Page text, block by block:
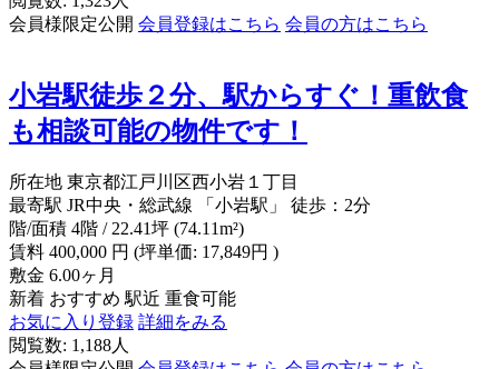
会員様限定公開 会員登録はこちら 会員の方はこちら
小岩駅徒歩２分、駅からすぐ！重飲食
も相談可能の物件です！
所在地 東京都江戸川区西小岩１丁目
最寄駅 JR中央・総武線 「小岩駅」 徒歩：2分
階/面積 4階 / 22.41坪 (74.11m²)
賃料 400,000 円 (坪単価: 17,849円 )
敷金 6.00ヶ月
新着 おすすめ 駅近 重食可能
お気に入り登録 詳細をみる
閲覧数: 1,188人